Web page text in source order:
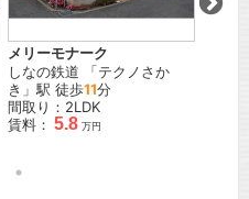
メリーモナーク
しなの鉄道 「テクノさか
き 」駅 徒歩11分
間取り：2LDK
賃料： 5.8 万円